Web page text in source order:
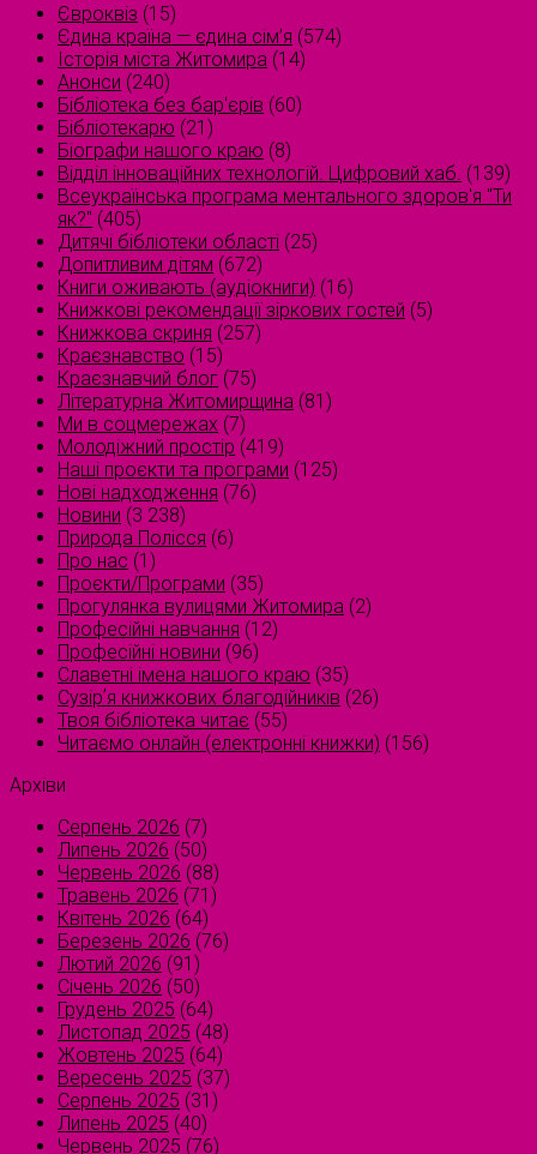
Євроквіз (15)
Єдина країна — єдина сім’я (574)
Історія міста Житомира (14)
Анонси (240)
Бібліотека без бар'єрів (60)
Бібліотекарю (21)
Біографи нашого краю (8)
Відділ інноваційних технологій. Цифровий хаб. (139)
Всеукраїнська програма ментального здоров'я "Ти
як?" (405)
Дитячі бібліотеки області (25)
Допитливим дітям (672)
Книги оживають (аудіокниги) (16)
Книжкові рекомендації зіркових гостей (5)
Книжкова скриня (257)
Краєзнавство (15)
Краєзнавчий блог (75)
Літературна Житомирщина (81)
Ми в соцмережах (7)
Молодіжний простір (419)
Наші проєкти та програми (125)
Нові надходження (76)
Новини (3 238)
Природа Полісся (6)
Про нас (1)
Проєкти/Програми (35)
Прогулянка вулицями Житомира (2)
Професійні навчання (12)
Професійні новини (96)
Славетні імена нашого краю (35)
Сузірʼя книжкових благодійників (26)
Твоя бібліотека читає (55)
Читаємо онлайн (електронні книжки) (156)
Архіви
Серпень 2026 (7)
Липень 2026 (50)
Червень 2026 (88)
Травень 2026 (71)
Квітень 2026 (64)
Березень 2026 (76)
Лютий 2026 (91)
Січень 2026 (50)
Грудень 2025 (64)
Листопад 2025 (48)
Жовтень 2025 (64)
Вересень 2025 (37)
Серпень 2025 (31)
Липень 2025 (40)
Червень 2025 (76)